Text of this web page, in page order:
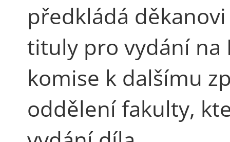
předkládá
tituly pro vydání na
komise k dalšímu
oddělení fakulty,